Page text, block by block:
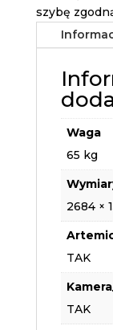
szybę
Waga
65 kg
2684 ×
TAK
TAK